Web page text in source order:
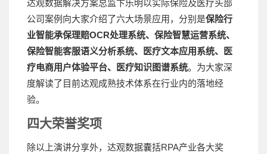
达观数据解决方案总监卞乐明以实际保险及医疗头部
公司案例向大家介绍了六大场景应用，分别是保险行
业智能承保理赔OCR处理系统、保险智慧运营系统、
保险智能客服语义分析系统、医疗文本应用系统、医
疗电商用户体验平台、医疗知识图谱系统。为大家深
度解读了目前达观成熟技术体系在行业内的落地经
验。
四大荣誉奖项
除以上演讲分享外，达观数据囊括RPA产业各大奖